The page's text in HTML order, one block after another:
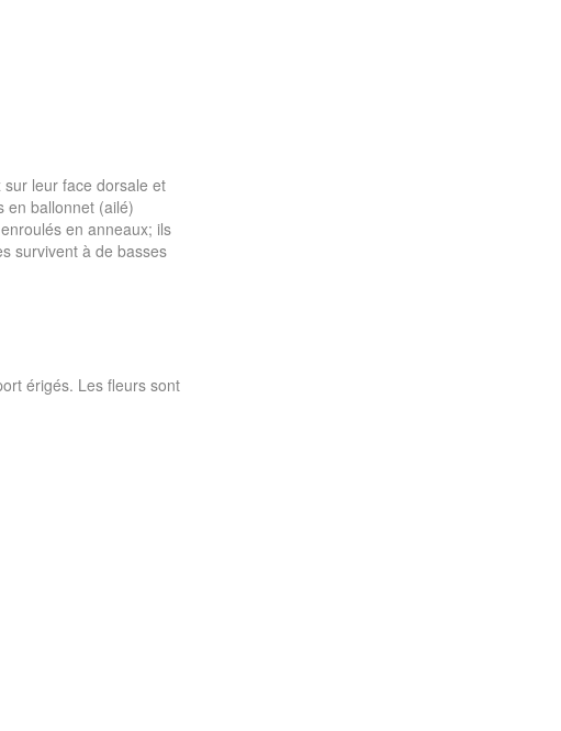
leur face dorsale et
en ballonnet (ailé)
en anneaux; ils
survivent à de basses
érigés. Les fleurs sont